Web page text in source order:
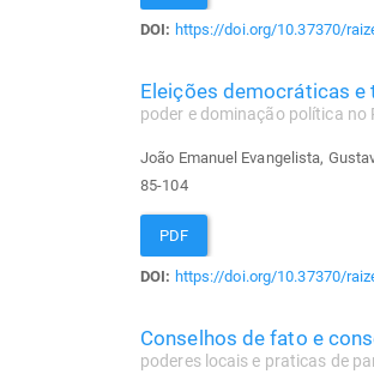
DOI: https://doi.org/10.37370/
Eleições democráticas
poder e dominação política no
João Emanuel Evangelista,
85-104
PDF
DOI: https://doi.org/10.37370/
Conselhos de fato e
poderes locais e praticas de